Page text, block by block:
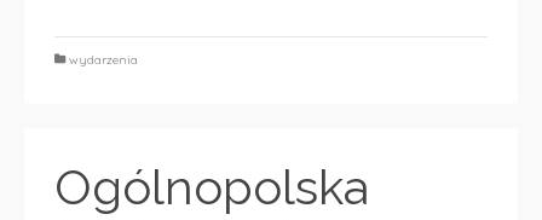
wydarzenia
Ogólnopolska